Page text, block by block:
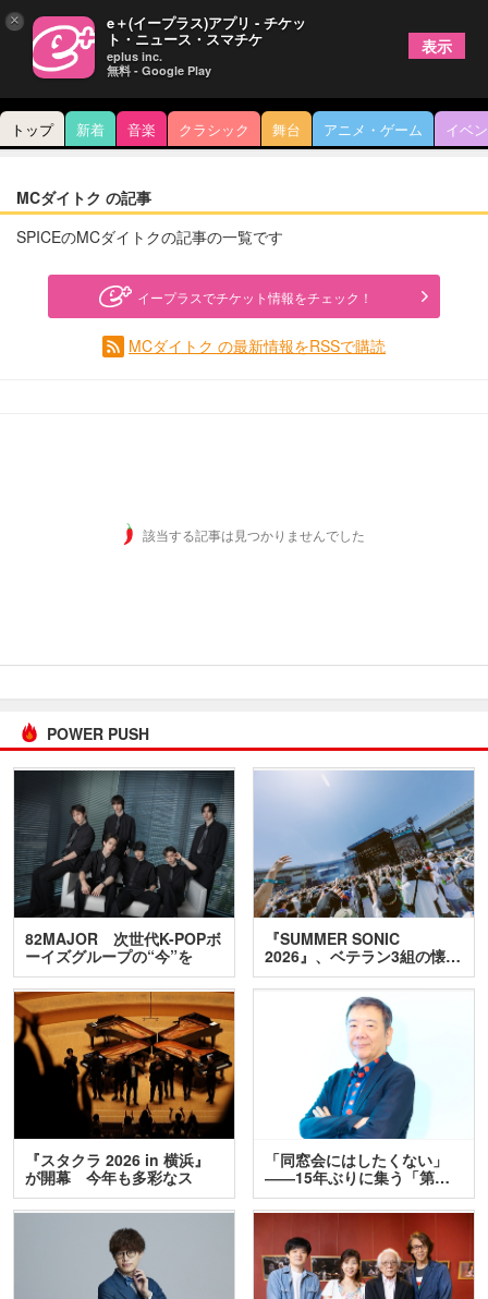
トップ 新着 音楽 クラシック 舞台 アニメ・ゲーム イベ
MCダイトク の記事
SPICEのMCダイトクの記事の一覧です
イープラスでチケット情報をチェック！
MCダイトク の最新情報をRSSで購読
該当する記事は見つかりませんでした
POWER PUSH
82MAJOR 次世代K-POPボ
ーイズグループの“今”を
訊…
『SUMMER SONIC
2026』、ベテラン3組の懐…
『スタクラ 2026 in 横浜』
が開幕 今年も多彩なス
テ…
「同窓会にはしたくない」
――15年ぶりに集う「第…
× e＋(イープラス)アプリ - チケッ
ト・ニュース・スマチケ
eplus inc.
無料 - Google Play
表示